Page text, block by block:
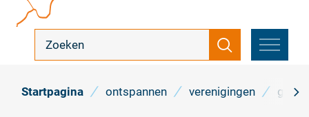
zoek
Zoeken
MENU
Startpagina ontspannen verenigingen